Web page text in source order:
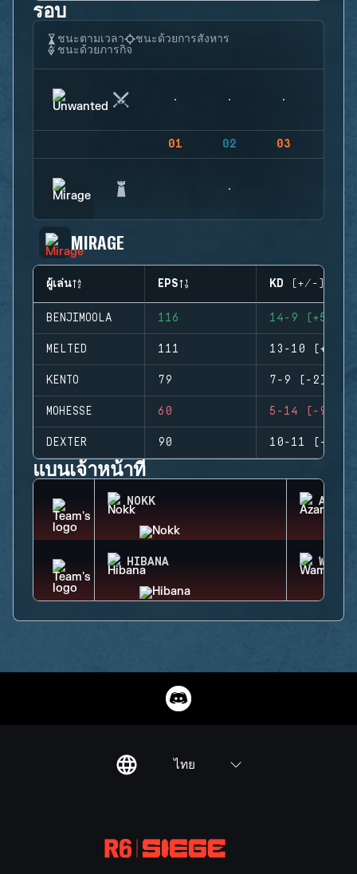
รอบ
ชนะตามเวลา
ชนะด้วยการสังหาร
ชนะด้วยภารกิจ
01 02 03
MIRAGE
ผู้เล่น EPS KD (+/-)
BENJIMOOLA 116 14-9 (+5)
MELTED 111 13-10 (+3)
KENTO 79 7-9 (-2)
MOHESSE 60 5-14 (-9)
DEXTER 90 10-11 (-1)
แบนเจ้าหน้าที่
NOKK AZAMI
HIBANA WAMAI
ไทย